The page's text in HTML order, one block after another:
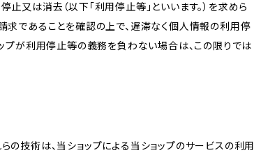
又は消去（以下「利用停止等」といいます。）を求めら
求であることを確認の上で、遅滞なく個人情報の利用停
プが利用停止等の義務を負わない場合は、この限りでは
の技術は、当ショップによる当ショップのサービスの利用